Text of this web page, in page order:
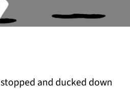
and ducked down